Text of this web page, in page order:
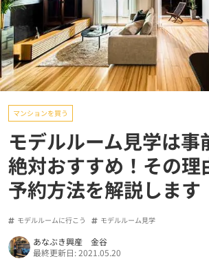
マンションを買う
モデルルーム見学は事
絶対おすすめ！その理
予約方法を解説します
モデルルームに行こう モデルルーム見学
あなぶき興産 金谷
最終更新日: 2021.05.20